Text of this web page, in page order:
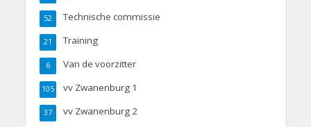
Technische commissie
52
Training
21
Van de voorzitter
6
vv Zwanenburg 1
105
vv Zwanenburg 2
37